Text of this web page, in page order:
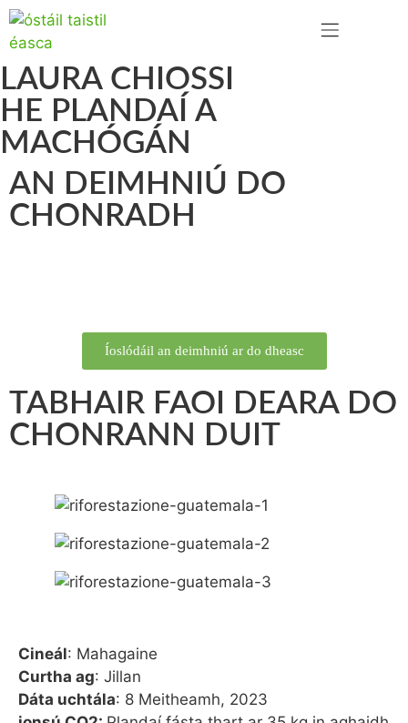
LAURA CHIOSSI
HE PLANDAÍ A
MACHÓGÁN
AN DEIMHNIÚ DO
CHONRADH
Íoslódáil an deimhniú ar do dheasc
TABHAIR FAOI DEARA DO
CHONRANN DUIT
Cineál: Mahagaine
Curtha ag: Jillan
Dáta uchtála: 8 Meitheamh, 2023